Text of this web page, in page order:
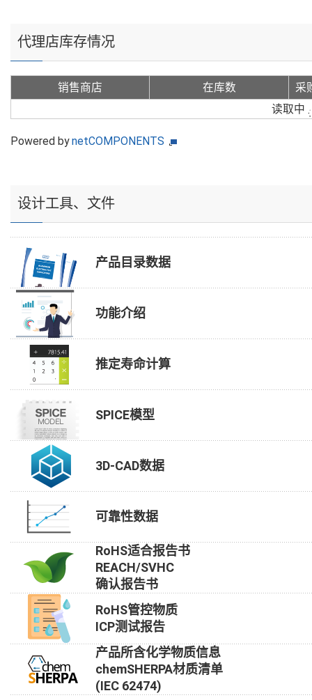
代理店库存情况
销售商店 在库数
采
读取中
Powered bynetCOMPONENTS
设计工具、文件
产品目录数据
功能介绍
推定寿命计算
SPICE模型
3D-CAD数据
可靠性数据
RoHS适合报告书
REACH/SVHC
确认报告书
RoHS管控物质
ICP测试报告
产品所含化学物质信息
chemSHERPA材质清单
(IEC 62474)